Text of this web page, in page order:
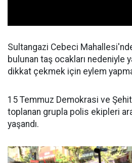
Sultangazi Cebeci
bulunan taş ocakları nedeniyle
dikkat çekmek için eylem
15 Temmuz Demokrasi ve
toplanan grupla polis ekipleri
yaşandı.